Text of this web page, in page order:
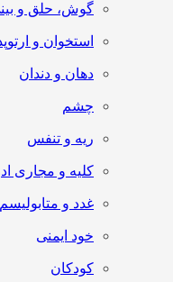
گوش، حلق و
استخوان و
دهان و دندان
چشم
ریه و تنفس
کلیه و مجاری
غدد و متابولیسم
خود ایمنی
کودکان